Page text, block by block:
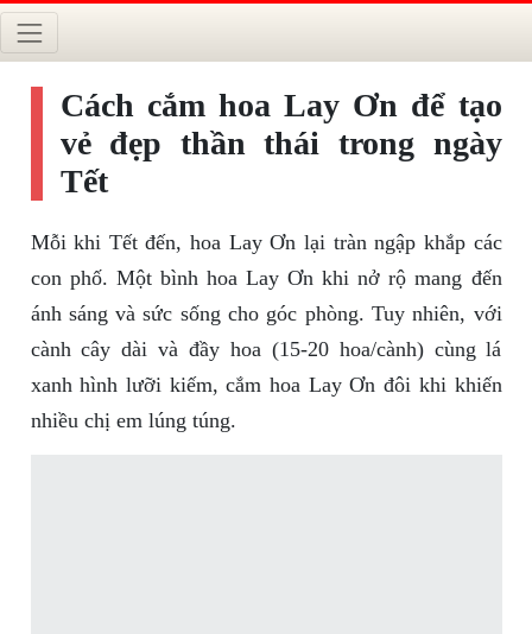
Cách cắm hoa Lay Ơn để tạo
vẻ đẹp thần thái trong ngày
Tết
Mỗi khi Tết đến, hoa Lay Ơn lại tràn ngập khắp các
con phố. Một bình hoa Lay Ơn khi nở rộ mang đến
ánh sáng và sức sống cho góc phòng. Tuy nhiên, với
cành cây dài và đầy hoa (15-20 hoa/cành) cùng lá
xanh hình lưỡi kiếm, cắm hoa Lay Ơn đôi khi khiến
nhiều chị em lúng túng.